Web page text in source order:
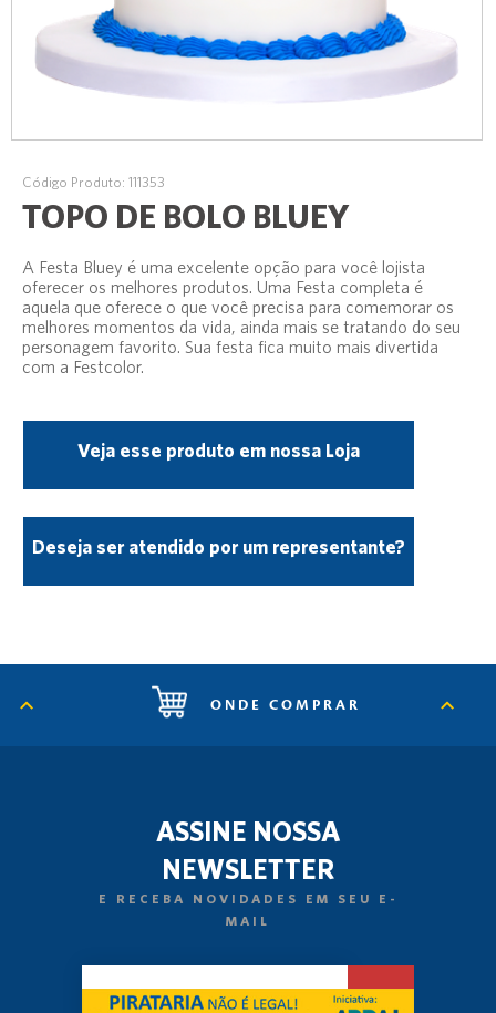
Código Produto: 111353
TOPO DE BOLO BLUEY
A Festa Bluey é uma excelente opção para você lojista
oferecer os melhores produtos. Uma Festa completa é
aquela que oferece o que você precisa para comemorar os
melhores momentos da vida, ainda mais se tratando do seu
personagem favorito. Sua festa fica muito mais divertida
com a Festcolor.
Veja esse produto em nossa Loja
Deseja ser atendido por um representante?
ONDE COMPRAR
ASSINE NOSSA
NEWSLETTER
E RECEBA NOVIDADES EM SEU E-
MAIL